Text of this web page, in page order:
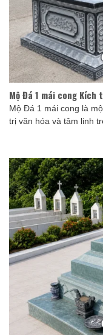
Mộ Đá 1 mái cong Kích
Mộ Đá 1 mái cong là
trị văn hóa và tâm linh